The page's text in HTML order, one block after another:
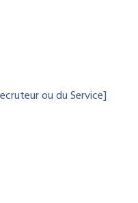
ou du Service]